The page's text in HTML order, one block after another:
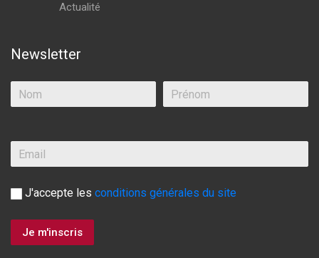
Actualité
Newsletter
J'accepte les conditions générales du site